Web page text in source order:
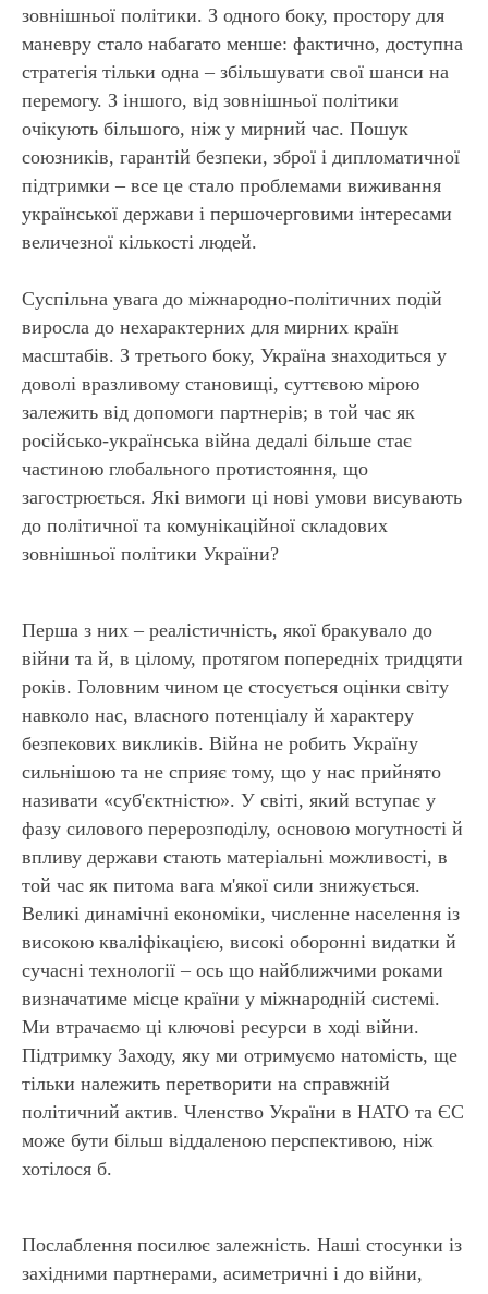
зовнішньої політики. З одного боку, простору для
маневру стало набагато менше: фактично, доступна
стратегія тільки одна – збільшувати свої шанси на
перемогу. З іншого, від зовнішньої політики
очікують більшого, ніж у мирний час. Пошук
союзників, гарантій безпеки, зброї і дипломатичної
підтримки – все це стало проблемами виживання
української держави і першочерговими інтересами
величезної кількості людей.
Суспільна увага до міжнародно-політичних подій
виросла до нехарактерних для мирних країн
масштабів. З третього боку, Україна знаходиться у
доволі вразливому становищі, суттєвою мірою
залежить від допомоги партнерів; в той час як
російсько-українська війна дедалі більше стає
частиною глобального протистояння, що
загострюється. Які вимоги ці нові умови висувають
до політичної та комунікаційної складових
зовнішньої політики України?
Перша з них – реалістичність, якої бракувало до
війни та й, в цілому, протягом попередніх тридцяти
років. Головним чином це стосується оцінки світу
навколо нас, власного потенціалу й характеру
безпекових викликів. Війна не робить Україну
сильнішою та не сприяє тому, що у нас прийнято
називати «суб'єктністю». У світі, який вступає у
фазу силового перерозподілу, основою могутності й
впливу держави стають матеріальні можливості, в
той час як питома вага м'якої сили знижується.
Великі динамічні економіки, численне населення із
високою кваліфікацією, високі оборонні видатки й
сучасні технології – ось що найближчими роками
визначатиме місце країни у міжнародній системі.
Ми втрачаємо ці ключові ресурси в ході війни.
Підтримку Заходу, яку ми отримуємо натомість, ще
тільки належить перетворити на справжній
політичний актив. Членство України в НАТО та ЄС
може бути більш віддаленою перспективою, ніж
хотілося б.
Послаблення посилює залежність. Наші стосунки із
західними партнерами, асиметричні і до війни,